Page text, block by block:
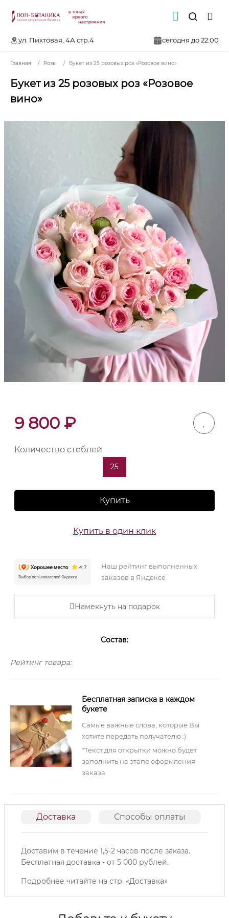
ул. Пихтовая, 4А стр.4 сегодня до 22:00
Главная Розы Букет из 25 розовых роз «Розовое вино»
Букет из 25 розовых роз «Розовое
вино»
9 800 ₽
Количество стеблей
25
Купить
Купить в один клик
Наш рейтинг выполненных
заказов в Яндексе
Намекнуть на подарок
Состав:
Рейтинг товара:
Бесплатная записка в каждом
букете
Самые важные слова, которые Вы
хотите передать получателю :)
*Текст для открытки можно будет
заполнить на этапе оформления
заказа
Доставка Способы оплаты
Доставим в течение 1,5-2 часов после заказа.
Бесплатная доставка - от 5 000 рублей.
Подробнее читайте на стр. «Доставка»